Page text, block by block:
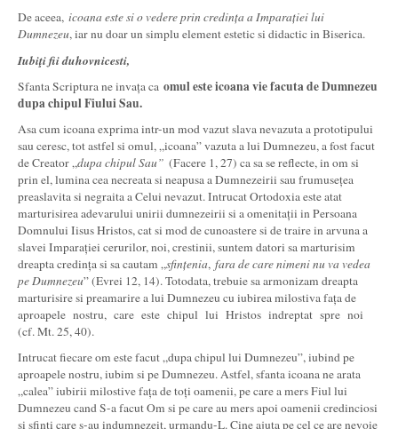
De aceea, icoana este si o vedere prin credința a Imparației lui
Dumnezeu, iar nu doar un simplu element estetic si didactic in Biserica.
Iubiţi fii duhovnicesti,
Sfanta Scriptura ne invața ca omul este icoana vie facuta de Dumnezeu
dupa chipul Fiului Sau.
Asa cum icoana exprima intr-un mod vazut slava nevazuta a prototipului
sau ceresc, tot astfel si omul, „icoana” vazuta a lui Dumnezeu, a fost facut
de Creator „dupa chipul Sau” (Facere 1, 27) ca sa se reflecte, in om si
prin el, lumina cea necreata si neapusa a Dumnezeirii sau frumusețea
preaslavita si negraita a Celui nevazut. Intrucat Ortodoxia este atat
marturisirea adevarului unirii dumnezeirii si a omenitații in Persoana
Domnului Iisus Hristos, cat si mod de cunoastere si de traire in arvuna a
slavei Imparației cerurilor, noi, crestinii, suntem datori sa marturisim
dreapta credința si sa cautam „sfințenia, fara de care nimeni nu va vedea
pe Dumnezeu” (Evrei 12, 14). Totodata, trebuie sa armonizam dreapta
marturisire si preamarire a lui Dumnezeu cu iubirea milostiva fața de
aproapele nostru, care este chipul lui Hristos indreptat spre noi
(cf. Mt. 25, 40).
Intrucat fiecare om este facut „dupa chipul lui Dumnezeu”, iubind pe
aproapele nostru, iubim si pe Dumnezeu. Astfel, sfanta icoana ne arata
„calea” iubirii milostive fața de toți oamenii, pe care a mers Fiul lui
Dumnezeu cand S-a facut Om si pe care au mers apoi oamenii credinciosi
si sfinți care s-au indumnezeit, urmandu-L. Cine ajuta pe cel ce are nevoie